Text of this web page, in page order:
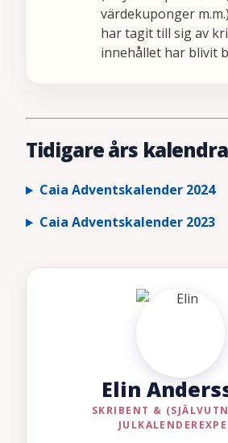
värdekuponger
har tagit till sig av
innehållet har blivit
Tidigare års
Caia Adventskalender 2024
Caia Adventskalender 2023
Elin
SKRIBENT &